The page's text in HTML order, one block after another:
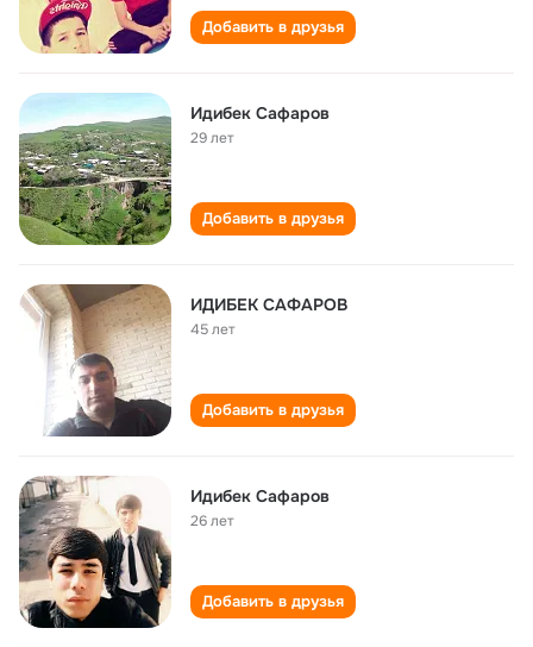
Добавить в друзья
Идибек Сафаров
29 лет
Добавить в друзья
ИДИБЕК САФАРОВ
45 лет
Добавить в друзья
Идибек Сафаров
26 лет
Добавить в друзья